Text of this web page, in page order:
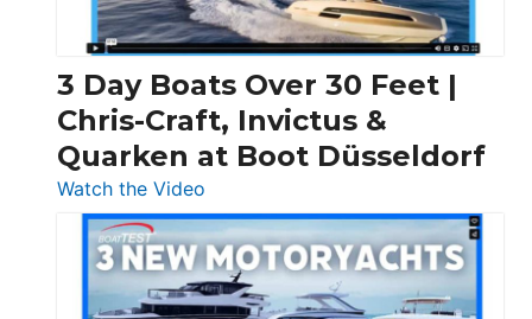
3 Day Boats Over 30 Feet |
Chris-Craft, Invictus &
Quarken at Boot Düsseldorf
Watch the Video
3
Day
Boats
Over